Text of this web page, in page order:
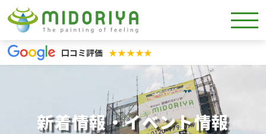
新着情報・イベント情報
口コミ評価 ★★★★★